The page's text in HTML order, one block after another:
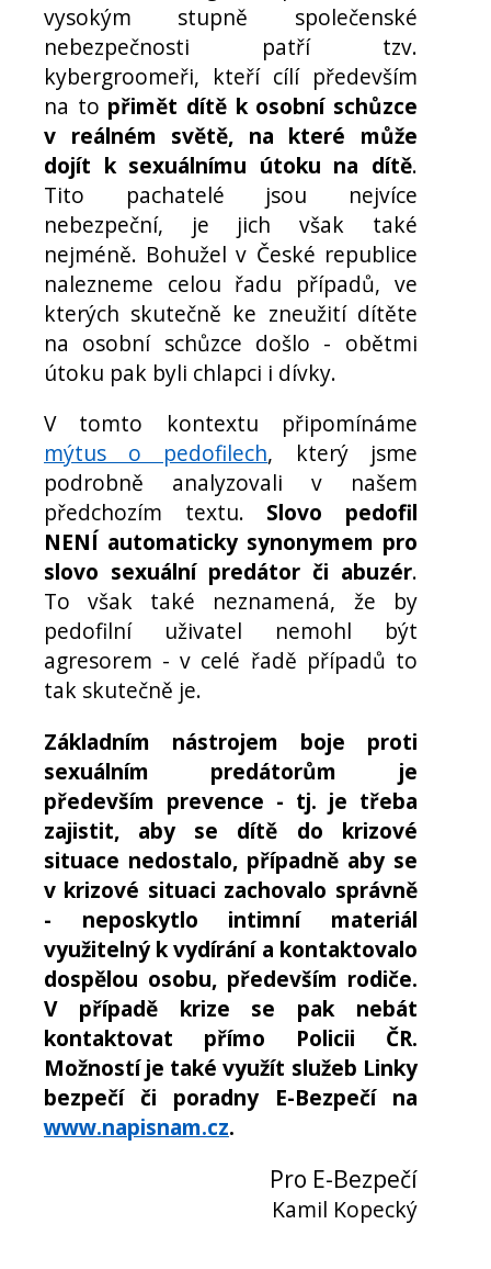
vysokým stupně společenské
nebezpečnosti patří tzv.
kybergroomeři, kteří cílí především
na to přimět dítě k osobní schůzce
v reálném světě, na které může
dojít k sexuálnímu útoku na dítě.
Tito pachatelé jsou nejvíce
nebezpeční, je jich však také
nejméně. Bohužel v České republice
nalezneme celou řadu případů, ve
kterých skutečně ke zneužití dítěte
na osobní schůzce došlo - obětmi
útoku pak byli chlapci i dívky.
V tomto kontextu připomínáme
mýtus o pedofilech, který jsme
podrobně analyzovali v našem
předchozím textu. Slovo pedofil
NENÍ automaticky synonymem pro
slovo sexuální predátor či abuzér.
To však také neznamená, že by
pedofilní uživatel nemohl být
agresorem - v celé řadě případů to
tak skutečně je.
Základním nástrojem boje proti
sexuálním predátorům je
především prevence - tj. je třeba
zajistit, aby se dítě do krizové
situace nedostalo, případně aby se
v krizové situaci zachovalo správně
- neposkytlo intimní materiál
využitelný k vydírání a kontaktovalo
dospělou osobu, především rodiče.
V případě krize se pak nebát
kontaktovat přímo Policii ČR.
Možností je také využít služeb Linky
bezpečí či poradny E-Bezpečí na
www.napisnam.cz.
Pro E-Bezpečí
Kamil Kopecký